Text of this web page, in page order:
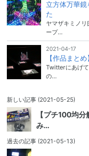
立方体万華
た
ヤマザキミノ
ープ…
2021-04-17
【作品まと
Twitterにあげ
の…
新しい記事 (2021-05-25)
【プチ100均
み…
過去の記事 (2021-05-13)